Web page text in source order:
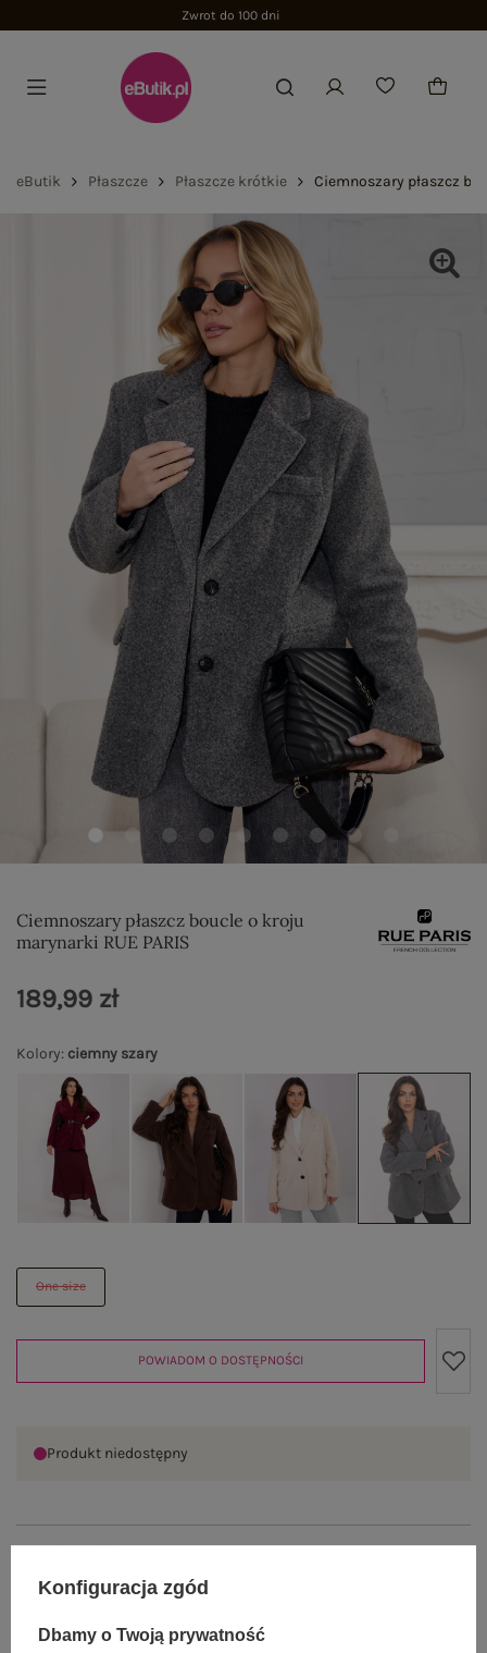
eButik Płaszcze Płaszcze krótkie Ciemnoszary płaszcz
Ciemnoszary płaszcz boucle o kroju
marynarki RUE PARIS
Kolory: ciemny szary
One size
189,99 zł
POWIADOM O DOSTĘPNOŚCI
Produkt niedostępny
OPIS PRODUKTU
GŁÓWNE PARAMETRY
Konfiguracja zgód
Dbamy o Twoją prywatność